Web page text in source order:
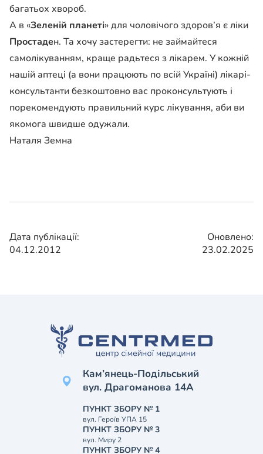
багатьох хвороб.
А в «Зеленій планеті» для чоловічого здоров’я є ліки
Простаден. Та хочу застерегти: не займайтеся
самолікуванням, краще радьтеся з лікарем. У кожній
нашій аптеці (а вони працюють по всій Україні) лікарі-
консультанти безкоштовно вас проконсультують і
порекомендують правильний курс лікування, аби ви
якомога швидше одужали.
Наталя Земна
Дата публікації:
04.12.2012
Оновлено:
23.02.2025
Кам’янець-Подільський
вул. Драгоманова 14А
ПУНКТ ЗБОРУ № 1
вул. Героїв УПА 15
ПУНКТ ЗБОРУ № 3
вул. Миру 2
ПУНКТ ЗБОРУ № 4